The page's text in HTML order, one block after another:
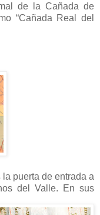
de la Cañada de
“Cañada Real del
la puerta de entrada a
del Valle. En sus